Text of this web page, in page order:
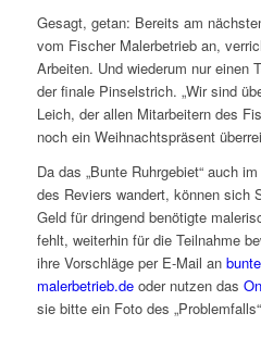
Gesagt, getan: Bereits am
vom Fischer Malerbetrieb an,
Arbeiten. Und wiederum nur einen
der finale Pinselstrich. „Wir sind
Leich, der allen Mitarbeitern des
noch ein Weihnachtspräsent
Da das „Bunte Ruhrgebiet“ auch
des Reviers wandert, können sich
Geld für dringend benötigte
fehlt, weiterhin für die Teilnahme
ihre Vorschläge per E-Mail an
malerbetrieb.deoder nutzen das
sie bitte ein Foto des